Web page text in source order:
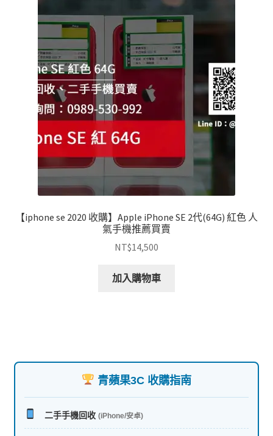
【iphone se 2020 收購】Apple iPhone SE 2代(64G) 紅色 人
氣手機推薦買賣
NT$14,500
加入購物車
青蘋果3C 收購指南
二手手機回收 (iPhone/安卓)